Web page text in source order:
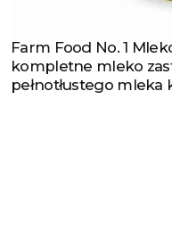
Zobacz produkt
Farm Food No. 1
kompletne mleko
pełnotłustego mleka